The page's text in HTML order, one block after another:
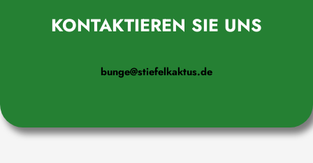
KONTAKTIEREN SIE UNS
bunge@stiefelkaktus.de